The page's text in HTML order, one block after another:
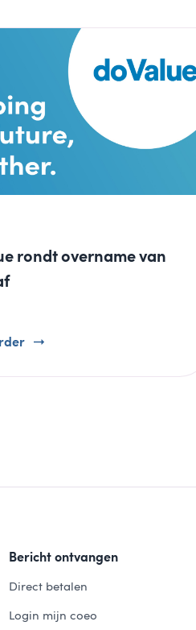
rondt overname van
Bericht ontvangen
Direct betalen
Login mijn coeo